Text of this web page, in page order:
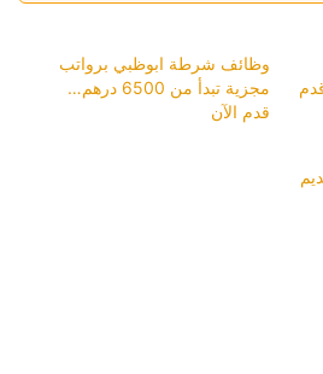
وظائف شرطة ابوظبي برواتب
مجزية تبدأ من 6500 درهم…
قدم الآن